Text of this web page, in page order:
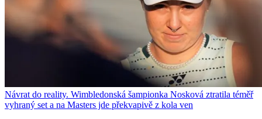
Návrat do reality. Wimbledonská šampionka Nosková ztratila téměř
vyhraný set a na Masters jde překvapivě z kola ven